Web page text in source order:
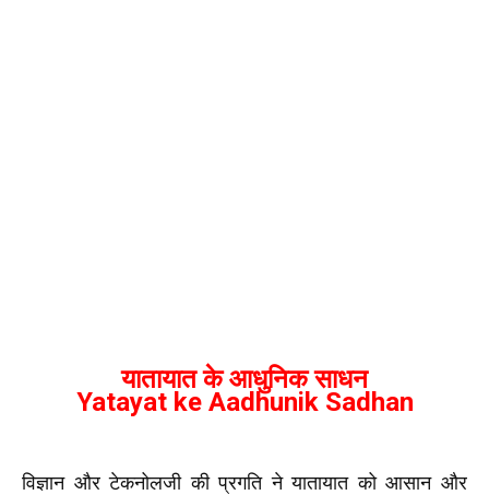
यातायात के आधुनिक साधन
Yatayat ke Aadhunik Sadhan
विज्ञान और टेकनोलजी की प्रगति ने यातायात को आसान और